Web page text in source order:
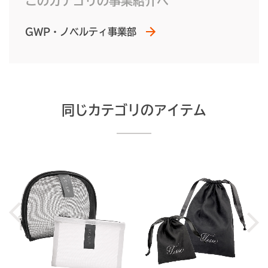
GWP・ノベルティ事業部
同じカテゴリのアイテム